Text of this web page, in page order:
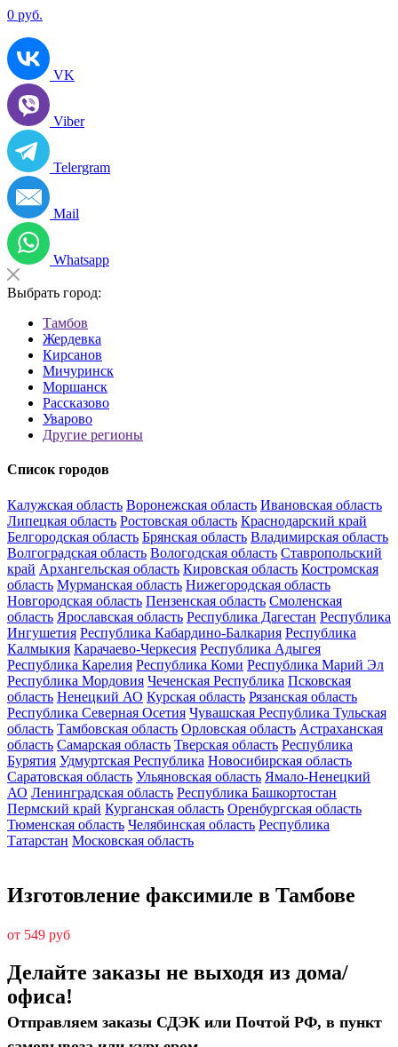
0 руб.
VK
Viber
Telergram
Mail
Whatsapp
Выбрать город:
Тамбов
Жердевка
Кирсанов
Мичуринск
Моршанск
Рассказово
Уварово
Другие регионы
Список городов
Калужская область Воронежская область Ивановская область
Липецкая область Ростовская область Краснодарский край
Белгородская область Брянская область Владимирская область
Волгоградская область Вологодская область Ставропольский
край Архангельская область Кировская область Костромская
область Мурманская область Нижегородская область
Новгородская область Пензенская область Смоленская
область Ярославская область Республика Дагестан Республика
Ингушетия Республика Кабардино-Балкария Республика
Калмыкия Карачаево-Черкесия Республика Адыгея
Республика Карелия Республика Коми Республика Марий Эл
Республика Мордовия Чеченская Республика Псковская
область Ненецкий АО Курская область Рязанская область
Республика Северная Осетия Чувашская Республика Тульская
область Тамбовская область Орловская область Астраханская
область Самарская область Тверская область Республика
Бурятия Удмуртская Республика Новосибирская область
Саратовская область Ульяновская область Ямало-Ненецкий
АО Ленинградская область Республика Башкортостан
Пермский край Курганская область Оренбургская область
Тюменская область Челябинская область Республика
Татарстан Московская область
Изготовление факсимиле в Тамбове
от 549 руб
Делайте заказы не выходя из дома/
офиса!
Отправляем заказы СДЭК или Почтой РФ, в пункт